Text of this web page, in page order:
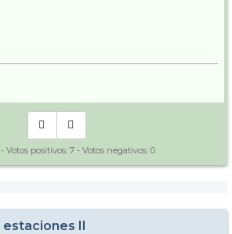
- Votos positivos: 7 - Votos negativos: 0
II